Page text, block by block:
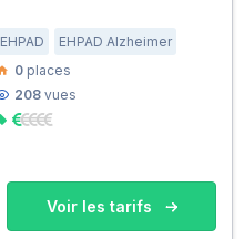
EHPAD
EHPAD Alzheimer
0 places
208 vues
Voir les tarifs